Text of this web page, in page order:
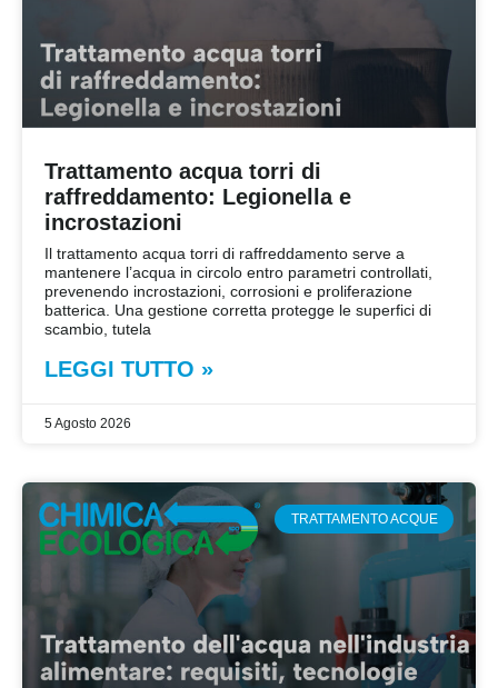
Trattamento acqua torri di
raffreddamento: Legionella e
incrostazioni
Il trattamento acqua torri di raffreddamento serve a
mantenere l’acqua in circolo entro parametri controllati,
prevenendo incrostazioni, corrosioni e proliferazione
batterica. Una gestione corretta protegge le superfici di
scambio, tutela
LEGGI TUTTO »
5 Agosto 2026
TRATTAMENTO ACQUE